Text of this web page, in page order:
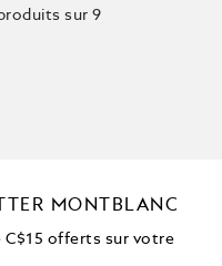
sur 9
MONTBLANC
C$15 offerts sur votre